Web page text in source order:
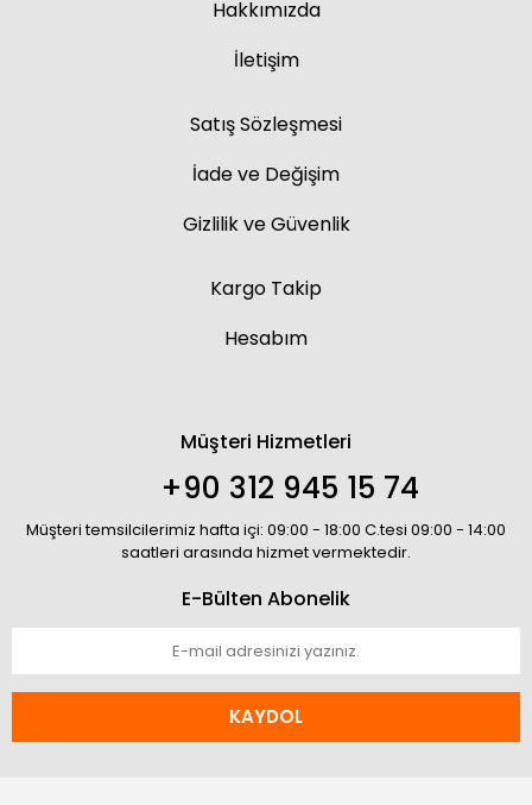
Hakkımızda
İletişim
Satış Sözleşmesi
İade ve Değişim
Gizlilik ve Güvenlik
Kargo Takip
Hesabım
Müşteri Hizmetleri
+90 312 945 15 74
Müşteri temsilcilerimiz hafta içi: 09:00 - 18:00 C.tesi 09:00 - 14:00
saatleri arasında hizmet vermektedir.
E-Bülten Abonelik
KAYDOL